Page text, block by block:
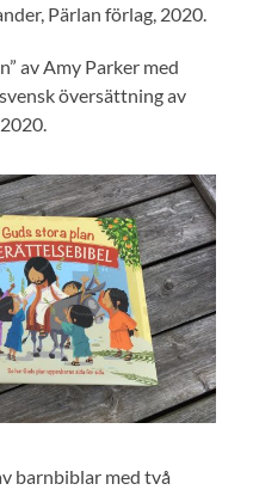
Pärlan förlag, 2020.
av Amy Parker med
översättning av
barnbiblar med två